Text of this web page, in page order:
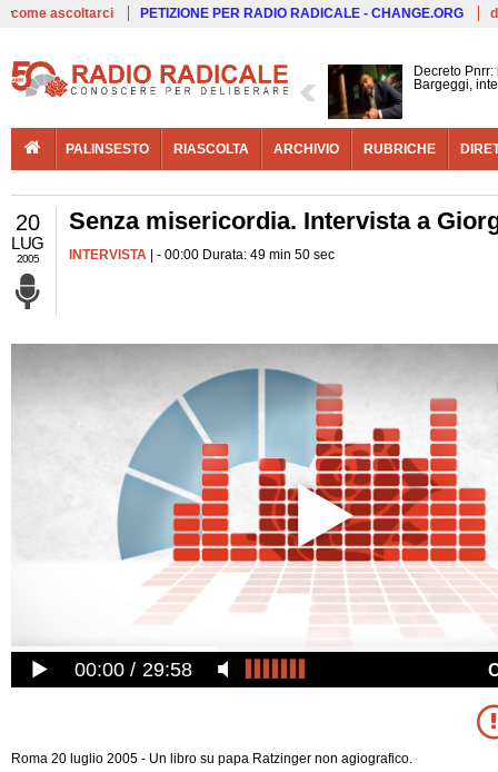
come ascoltarci PETIZIONE PER RADIO RADICALE - CHANGE.ORG
Decreto
Bargeggi,
PALINSESTO RIASCOLTA ARCHIVIO RUBRICHE
20
LUG
2005
Senza misericordia. Intervista a
INTERVISTA | - 00:00 Durata: 49 min 50 sec
00:00 29:58
Roma 20 luglio 2005 - Un libro su papa Ratzinger non agiografico.